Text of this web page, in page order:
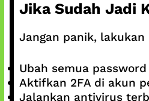
Jika Sudah Jadi
Jangan panik,
Ubah semua password
Aktifkan 2FA di akun
Jalankan antivirus